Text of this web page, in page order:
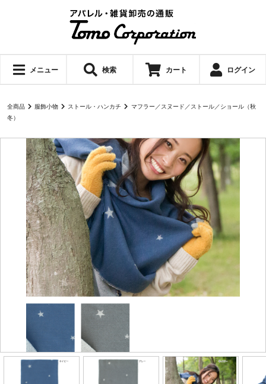
メニュー 検索 カート ログイン
全商品 服飾小物 ストール・ハンカチ
マフラー／スヌード／ストール／ショール（秋
冬）